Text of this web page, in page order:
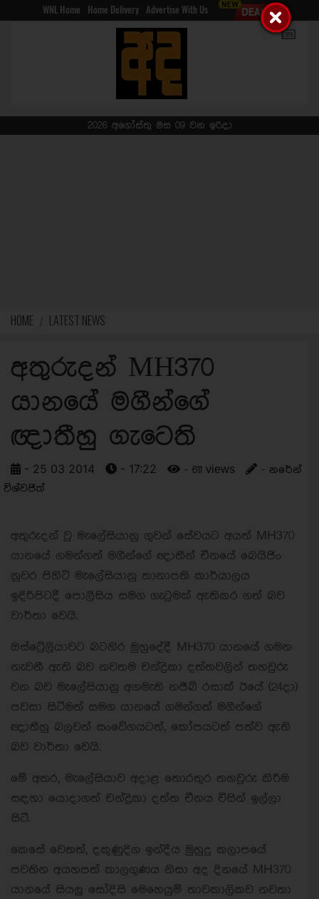
WNL Home Home Delivery Advertise With Us
2026 අගෝස්තු මස 09 වන ඉරිදා
HOME LATEST NEWS
අතුරුදන් MH370
යානයේ මගීන්ගේ
ඥාතීහු ගැටෙති
- 25 03 2014 - 17:22 - 611 views
- නරේන්
විශ්වජිත්
අතුරුදන් වූ මැලේසියානු ගුවන් සේවයට අයත් MH370
යානයේ ගමන්ගත් මගීන්ගේ ඥාතීන් චීනයේ බෙයිජිං
නුවර පිහිටි මැලේසියානු තානාපති කාර්යාලය
ඉදිරිපිටදී පොලීසිය සමග ගැටුමක් ඇතිකර ගත් බව
වාර්තා වෙයි.
ඔස්ට්‍රේලියාවට බටහිර මුහුදේදී MH370 යානයේ ගමන
නැවතී ඇති බව නවතම චන්ද්‍රිකා දත්තවලින් තහවුරු
වන බව මැලේසියානු අගමැති නජීබ් රසාක් ඊයේ (24දා)
පවසා සිටීමත් සමග යානයේ ගමන්ගත් මගීන්ගේ
ඥාතීහු බලවත් සංවේගයටත්, කෝපයටත් පත්ව ඇති
බව වාර්තා වෙයි.
මේ අතර, මැලේසියාව අදාළ තොරතුර තහවුරු කිරීම
සඳහා යොදාගත් චන්ද්‍රිකා දත්ත චීනය විසින් ඉල්ලා
සිටී.
කෙසේ වෙතත්, දකුණුදිග ඉන්දීය මුහුදු කලාපයේ
පවතින අයහපත් කාලගුණය නිසා අද දිනයේ MH370
යානයේ සියලු සෝදිසි මෙහෙයුම් තාවකාලිකව නවතා